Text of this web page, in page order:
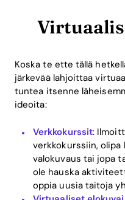
Koska te ette tällä
järkevää lahjoittaa
tuntea itsenne
ideoita:
Verkkokurssit:
verkkokurssiin, olipa
valokuvaus tai jopa
ole hauska
oppia uusia taitoja